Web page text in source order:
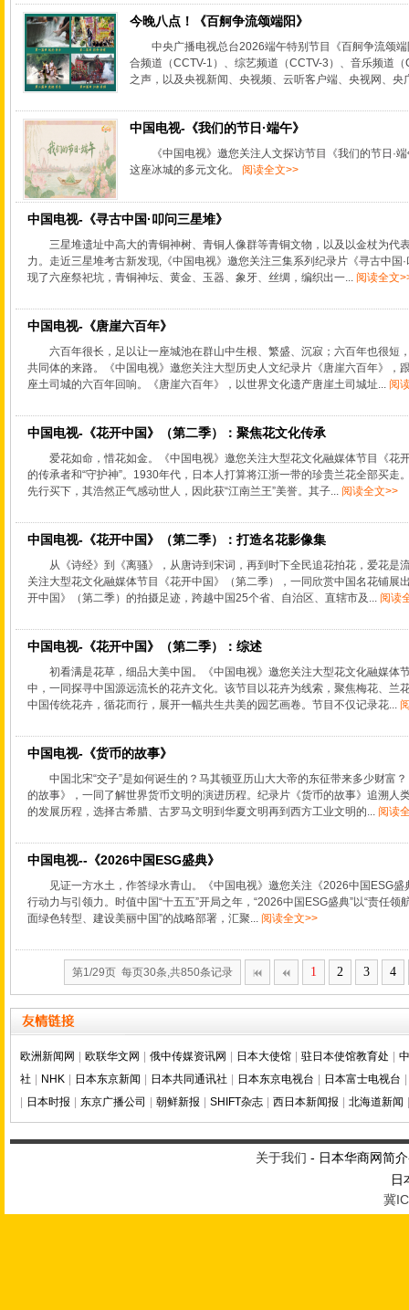
今晚八点！《百舸争流颂端阳》
中央广播电视总台2026端午特别节目《百舸争流颂
合频道（CCTV-1）、综艺频道（CCTV-3）、音乐频道
之声，以及央视新闻、央视频、云听客户端、央视网、
中国电视-《我们的节日·端午》
《中国电视》邀您关注人文探访节目《我们的节日·
这座冰城的多元文化。 阅读全文>>
中国电视-《寻古中国·叩问三星堆》
三星堆遗址中高大的青铜神树、青铜人像群等青铜文物，以及以金杖为代
力。走近三星堆考古新发现,《中国电视》邀您关注三集系列纪录片《寻古中
现了六座祭祀坑，青铜神坛、黄金、玉器、象牙、丝绸，编织出一... 阅读全文
中国电视-《唐崖六百年》
六百年很长，足以让一座城池在群山中生根、繁盛、沉寂；六百年也很短
共同体的来路。《中国电视》邀您关注大型历史人文纪录片《唐崖六百年》，
座土司城的六百年回响。《唐崖六百年》，以世界文化遗产唐崖土司城址... 阅
中国电视-《花开中国》（第二季）：聚焦花文化传承
爱花如命，惜花如金。《中国电视》邀您关注大型花文化融媒体节目《花
的传承者和“守护神”。1930年代，日本人打算将江浙一带的珍贵兰花全部买走
先行买下，其浩然正气感动世人，因此获“江南兰王”美誉。其子... 阅读全文>>
中国电视-《花开中国》（第二季）：打造名花影像集
从《诗经》到《离骚》，从唐诗到宋词，再到时下全民追花拍花，爱花是
关注大型花文化融媒体节目《花开中国》（第二季），一同欣赏中国名花铺展
开中国》（第二季）的拍摄足迹，跨越中国25个省、自治区、直辖市及... 阅读
中国电视-《花开中国》（第二季）：综述
初看满是花草，细品大美中国。《中国电视》邀您关注大型花文化融媒体
中，一同探寻中国源远流长的花卉文化。该节目以花卉为线索，聚焦梅花、兰
中国传统花卉，循花而行，展开一幅共生共美的园艺画卷。节目不仅记录花...
中国电视-《货币的故事》
中国北宋“交子”是如何诞生的？马其顿亚历山大大帝的东征带来多少财富
的故事》，一同了解世界货币文明的演进历程。纪录片《货币的故事》追溯人
的发展历程，选择古希腊、古罗马文明到华夏文明再到西方工业文明的... 阅读
中国电视--《2026中国ESG盛典》
见证一方水土，作答绿水青山。《中国电视》邀您关注《2026中国ESG
行动力与引领力。时值中国“十五五”开局之年，“2026中国ESG盛典”以“责任领
面绿色转型、建设美丽中国”的战略部署，汇聚... 阅读全文>>
第1/29页 每页30条,共850条记录 1 2 3 4
欧洲新闻网 欧联华文网 俄中传媒资讯网 日本大使馆 驻日本使馆教育处
社
NHK 日本东京新闻 日本共同通讯社 日本东京电视台 日本富士电视台
日本时报 东京广播公司 朝鲜新报 SHIFT杂志 西日本新闻报 北海道新闻
关于我们 - 日本华商网简介
日
冀